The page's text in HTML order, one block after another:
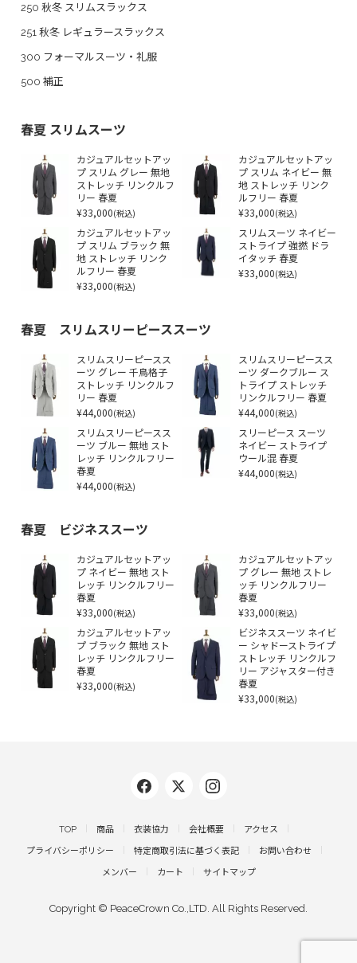
250 秋冬 スリムスラックス
251 秋冬 レギュラースラックス
300 フォーマルスーツ・礼服
500 補正
春夏 スリムスーツ
カジュアルセットアッ
プ スリム グレー 無地
ストレッチ リンクルフ
リー 春夏
¥33,000(税込)
カジュアルセットアッ
プ スリム ネイビー 無
地 ストレッチ リンク
ルフリー 春夏
¥33,000(税込)
カジュアルセットアッ
プ スリム ブラック 無
地 ストレッチ リンク
ルフリー 春夏
¥33,000(税込)
スリムスーツ ネイビー
ストライプ 強撚 ドラ
イタッチ 春夏
¥33,000(税込)
春夏 スリムスリーピーススーツ
スリムスリーピースス
ーツ グレー 千鳥格子
ストレッチ リンクルフ
リー 春夏
¥44,000(税込)
スリムスリーピースス
ーツ ダークブルー ス
トライプ ストレッチ
リンクルフリー 春夏
¥44,000(税込)
スリムスリーピースス
ーツ ブルー 無地 スト
レッチ リンクルフリー
春夏
¥44,000(税込)
スリーピース スーツ
ネイビー ストライプ
ウール混 春夏
¥44,000(税込)
春夏 ビジネススーツ
カジュアルセットアッ
プ ネイビー 無地 スト
レッチ リンクルフリー
春夏
¥33,000(税込)
カジュアルセットアッ
プ グレー 無地 ストレ
ッチ リンクルフリー
春夏
¥33,000(税込)
カジュアルセットアッ
プ ブラック 無地 スト
レッチ リンクルフリー
春夏
¥33,000(税込)
ビジネススーツ ネイビ
ー シャドーストライプ
ストレッチ リンクルフ
リー アジャスター付き
春夏
¥33,000(税込)
TOP 商品 衣装協力 会社概要 アクセス
プライバシーポリシー 特定商取引法に基づく表記 お問い合わせ
メンバー カート サイトマップ
Copyright © PeaceCrown Co.,LTD. All Rights Reserved.